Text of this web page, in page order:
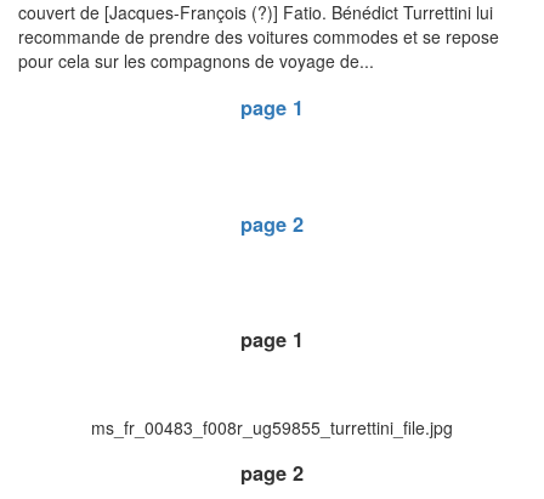
couvert de [Jacques-François (?)] Fatio. Bénédict Turrettini lui
recommande de prendre des voitures commodes et se repose
pour cela sur les compagnons de voyage de...
page 1
page 2
page 1
ms_fr_00483_f008r_ug59855_turrettini_file.jpg
page 2